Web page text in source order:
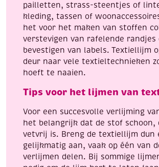
pailletten, strass-steentjes of
kleding, tassen of
het voor het maken van stoffen
verstevigen van rafelende randjes
bevestigen van labels. Textiellijm
deur naar vele textieltechnieken
hoeft te naaien.
Tips voor het lijmen van
Voor een succesvolle verlijming
het belangrijk dat de stof schoon,
vetvrij is. Breng de textiellijm dun
gelijkmatig aan, vaak op één van
verlijmen delen. Bij sommige